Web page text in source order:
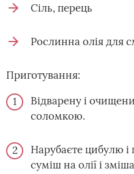
Сіль, перець
Рослинна олія для
Приготування:
Відварену і
соломкою.
Нарубаєте цибулю
суміш на олії і